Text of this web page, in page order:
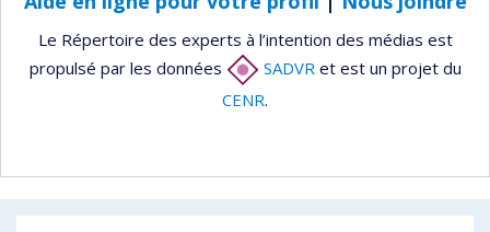
Le Répertoire des experts à l’intention des médias est
propulsé par les données
SADVR et est un projet du
CENR.